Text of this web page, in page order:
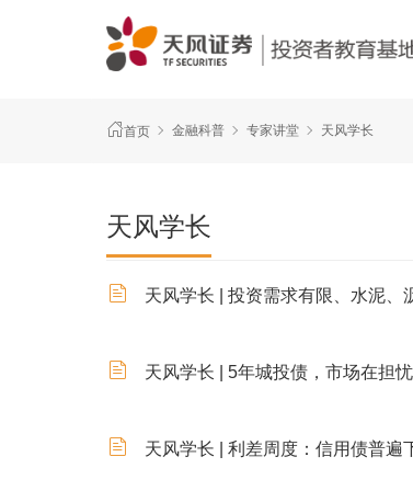
首页 金融科普 专家讲堂 天风学长
天风学长
天风学长 | 投资需求有限、水泥、
天风学长 | 5年城投债，市场在担
天风学长 | 利差周度：信用债普遍